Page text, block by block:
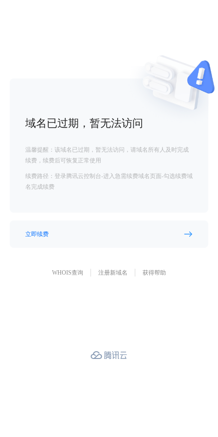
域名已过期，暂无法访问
温馨提醒：该域名已过期，暂无法访问，请域名所有人及时完成
续费，续费后可恢复正常使用
续费路径：登录腾讯云控制台-进入急需续费域名页面-勾选续费域
名完成续费
立即续费
WHOIS查询 注册新域名 获得帮助